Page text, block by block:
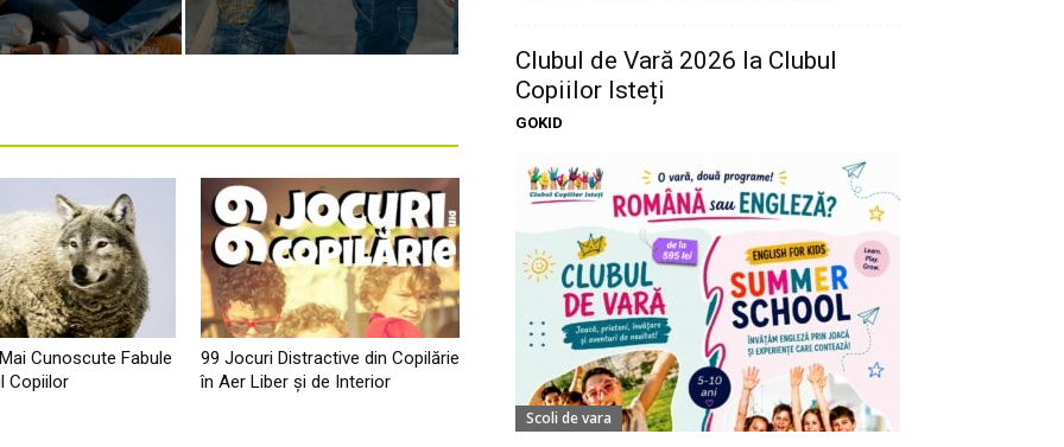
Cunoscute Fabule
Copiilor
99 Jocuri Distractive din Copilărie
în Aer Liber şi de Interior
Clubul de Vară 2026 la Clubul
Copiilor Isteți
GOKID
Scoli de vara